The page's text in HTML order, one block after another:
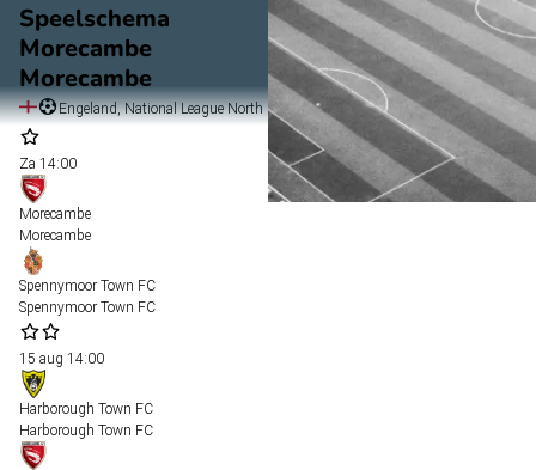
Speelschema
Morecambe
Morecambe
Engeland, National League North
Za 14:00
Morecambe
Morecambe
Spennymoor Town FC
Spennymoor Town FC
15 aug 14:00
Harborough Town FC
Harborough Town FC